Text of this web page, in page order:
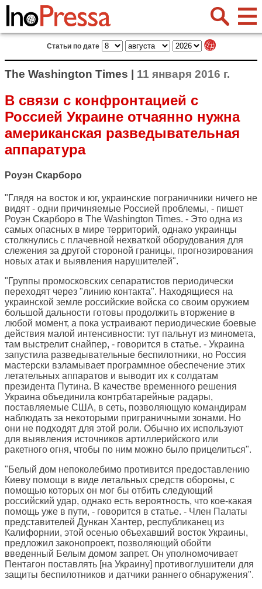
Статьи по дате
The Washington Times | 11 января 2016 г.
В связи с конфронтацией с
Россией Украине отчаянно нужна
американская разведывательная
аппаратура
Роуэн Скарборо
"Глядя на восток и юг, украинские пограничники ничего не
видят - одни причиняемые Россией проблемы, - пишет
Роуэн Скарборо в The Washington Times. - Это одна из
самых опасных в мире территорий, однако украинцы
столкнулись с плачевной нехваткой оборудования для
слежения за другой стороной границы, прогнозирования
новых атак и выявления нарушителей".
"Группы промосковских сепаратистов периодически
переходят через "линию контакта". Находящиеся на
украинской земле российские войска со своим оружием
большой дальности готовы продолжить вторжение в
любой момент, а пока устраивают периодические боевые
действия малой интенсивности: тут пальнут из миномета,
там выстрелит снайпер, - говорится в статье. - Украина
запустила разведывательные беспилотники, но Россия
мастерски взламывает программное обеспечение этих
летательных аппаратов и выводит их к солдатам
президента Путина. В качестве временного решения
Украина объединила контрбатарейные радары,
поставляемые США, в сеть, позволяющую командирам
наблюдать за некоторыми приграничными зонами. Но
они не подходят для этой роли. Обычно их используют
для выявления источников артиллерийского или
ракетного огня, чтобы по ним можно было прицелиться".
"Белый дом непоколебимо противится предоставлению
Киеву помощи в виде летальных средств обороны, с
помощью которых он мог бы отбить следующий
российский удар, однако есть вероятность, что кое-какая
помощь уже в пути, - говорится в статье. - Член Палаты
представителей Дункан Хантер, республиканец из
Калифорнии, этой осенью объехавший восток Украины,
предложил законопроект, позволяющий обойти
введенный Белым домом запрет. Он уполномочивает
Пентагон поставлять [на Украину] противоглушители для
защиты беспилотников и датчики раннего обнаружения".